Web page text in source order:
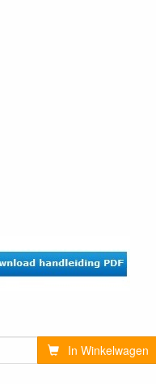
In Winkelwagen